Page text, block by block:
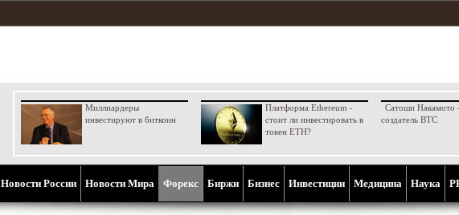
Миллиардеры
инвестируют в биткоин
Платформа Ethereum -
стоит ли инвестировать в
токен ETH?
Сатоши Накамото
создатель BTC
Новости России Новости Мира Форекс Биржи Бизнес Инвестиции Медицина Наука